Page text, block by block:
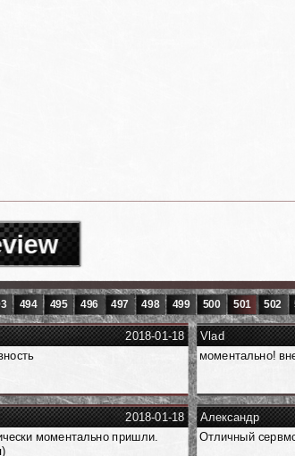
494 495 496 497 498 499 500 501 502
2018-01-18
Vlad
моментально!
2018-01-18
моментально пришли.
Александр
Отличный